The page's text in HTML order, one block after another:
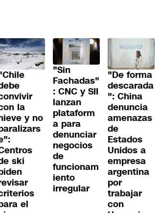
la
y no
ski
el
"Sin
Fachadas"
: CNC y SII
lanzan
plataform
a para
denunciar
negocios
de
funcionam
iento
irregular
"De forma
descarada
": China
denuncia
amenazas
de
Estados
Unidos a
empresa
argentina
por
trabajar
con